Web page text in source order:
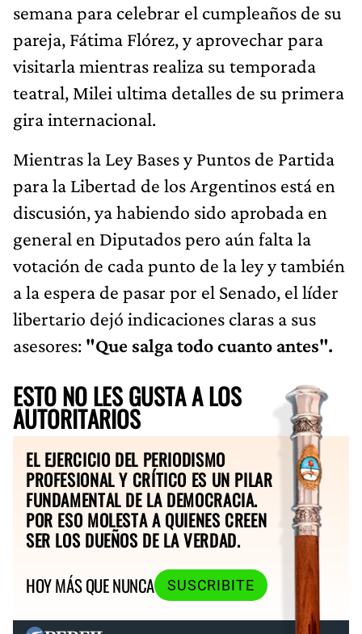
semana para celebrar el cumpleaños de su
pareja, Fátima Flórez, y aprovechar para
visitarla mientras realiza su temporada
teatral, Milei ultima detalles de su primera
gira internacional.
Mientras la Ley Bases y Puntos de Partida
para la Libertad de los Argentinos está en
discusión, ya habiendo sido aprobada en
general en Diputados pero aún falta la
votación de cada punto de la ley y también
a la espera de pasar por el Senado, el líder
libertario dejó indicaciones claras a sus
asesores: "Que salga todo cuanto antes".
ESTO NO LES GUSTA A LOS
AUTORITARIOS
EL EJERCICIO DEL PERIODISMO
PROFESIONAL Y CRÍTICO ES UN PILAR
FUNDAMENTAL DE LA DEMOCRACIA.
POR ESO MOLESTA A QUIENES CREEN
SER LOS DUEÑOS DE LA VERDAD.
HOY MÁS QUE NUNCA
SUSCRIBITE